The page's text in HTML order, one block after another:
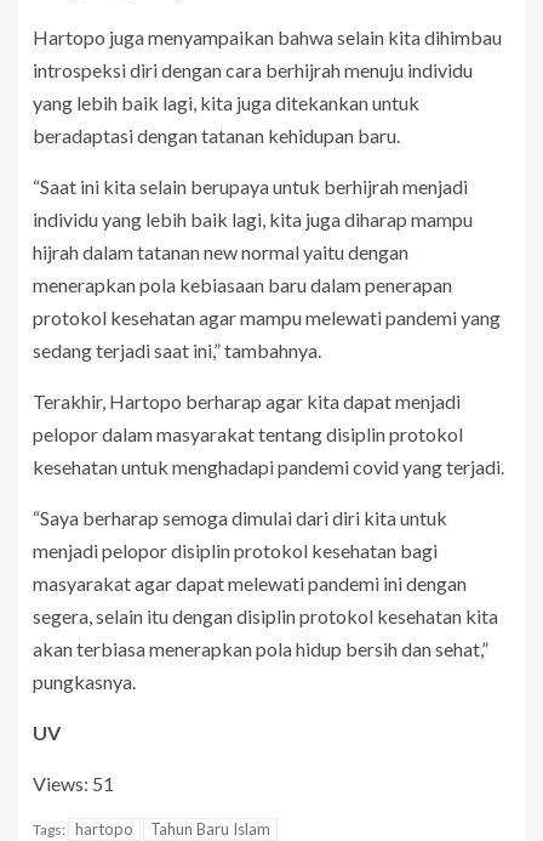
Hartopo juga menyampaikan bahwa selain kita dihimbau
introspeksi diri dengan cara berhijrah menuju individu
yang lebih baik lagi, kita juga ditekankan untuk
beradaptasi dengan tatanan kehidupan baru.
“Saat ini kita selain berupaya untuk berhijrah menjadi
individu yang lebih baik lagi, kita juga diharap mampu
hijrah dalam tatanan new normal yaitu dengan
menerapkan pola kebiasaan baru dalam penerapan
protokol kesehatan agar mampu melewati pandemi yang
sedang terjadi saat ini,” tambahnya.
Terakhir, Hartopo berharap agar kita dapat menjadi
pelopor dalam masyarakat tentang disiplin protokol
kesehatan untuk menghadapi pandemi covid yang terjadi.
“Saya berharap semoga dimulai dari diri kita untuk
menjadi pelopor disiplin protokol kesehatan bagi
masyarakat agar dapat melewati pandemi ini dengan
segera, selain itu dengan disiplin protokol kesehatan kita
akan terbiasa menerapkan pola hidup bersih dan sehat,”
pungkasnya.
UV
Views: 51
Tags: hartopo Tahun Baru Islam